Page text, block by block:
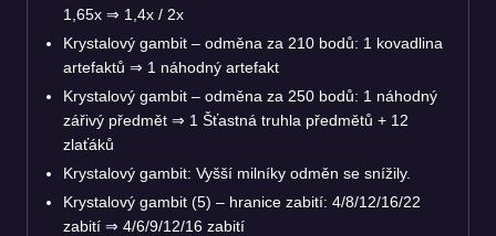
1,65x ⇒ 1,4x / 2x
Krystalový gambit – odměna za 210 bodů: 1 kovadlina
artefaktů ⇒ 1 náhodný artefakt
Krystalový gambit – odměna za 250 bodů: 1 náhodný
zářivý předmět ⇒ 1 Šťastná truhla předmětů + 12
zlaťáků
Krystalový gambit: Vyšší milníky odměn se snížily.
Krystalový gambit (5) – hranice zabití: 4/8/12/16/22
zabití ⇒ 4/6/9/12/16 zabití